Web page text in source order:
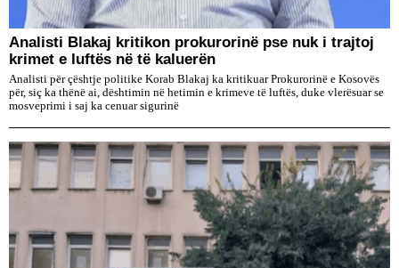
​Analisti Blakaj kritikon prokurorinë pse nuk i trajtoj
krimet e luftës në të kaluerën
Analisti për çështje politike Korab Blakaj ka kritikuar Prokurorinë e Kosovës
për, siç ka thënë ai, dështimin në hetimin e krimeve të luftës, duke vlerësuar se
mosveprimi i saj ka cenuar sigurinë